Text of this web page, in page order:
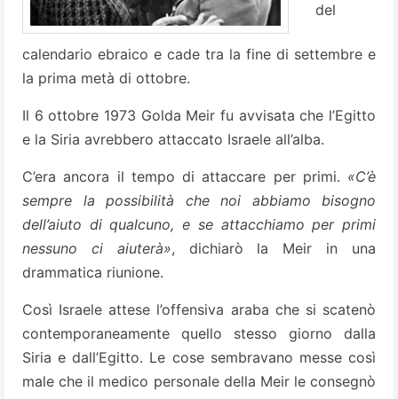
del
calendario ebraico e cade tra la fine di settembre e
la prima metà di ottobre.
Il 6 ottobre 1973 Golda Meir fu avvisata che l’Egitto
e la Siria avrebbero attaccato Israele all’alba.
C’era ancora il tempo di attaccare per primi. «C’è
sempre la possibilità che noi abbiamo bisogno
dell’aiuto di qualcuno, e se attacchiamo per primi
nessuno ci aiuterà», dichiarò la Meir in una
drammatica riunione.
Così Israele attese l’offensiva araba che si scatenò
contemporaneamente quello stesso giorno dalla
Siria e dall’Egitto. Le cose sembravano messe così
male che il medico personale della Meir le consegnò